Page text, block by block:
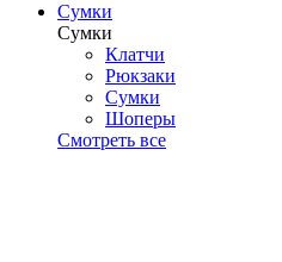
Сумки
Сумки
Клатчи
Рюкзаки
Сумки
Шоперы
Смотреть все